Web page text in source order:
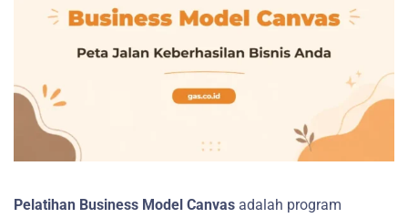
Pelatihan Business Model Canvas adalah program